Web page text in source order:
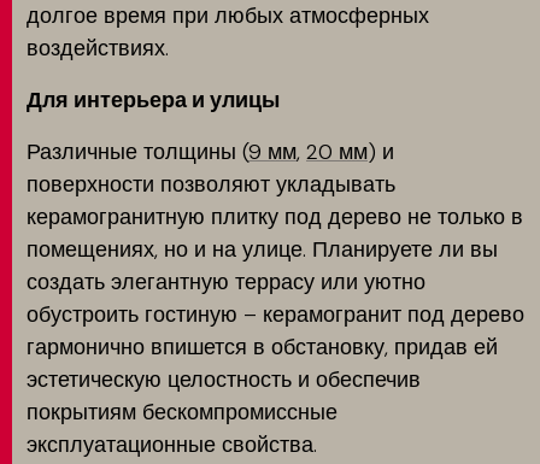
долгое время при любых атмосферных
воздействиях.
Для интерьера и улицы
Различные толщины (9 мм, 20 мм) и
поверхности позволяют укладывать
керамогранитную плитку под дерево не только в
помещениях, но и на улице. Планируете ли вы
создать элегантную террасу или уютно
обустроить гостиную – керамогранит под дерево
гармонично впишется в обстановку, придав ей
эстетическую целостность и обеспечив
покрытиям бескомпромиссные
эксплуатационные свойства.